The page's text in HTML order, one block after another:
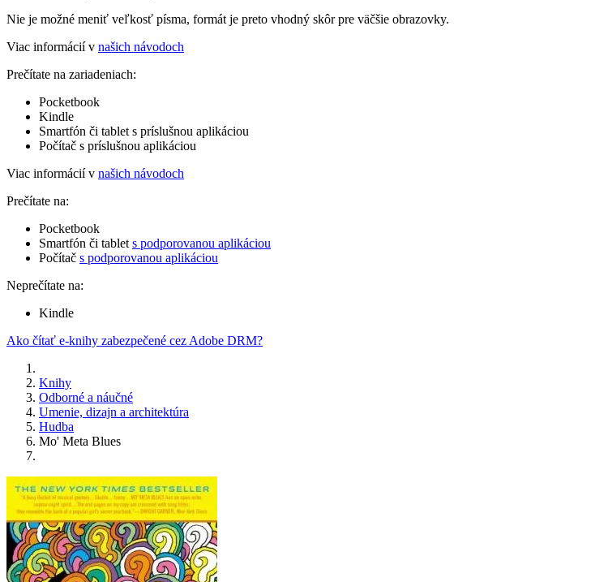
Nie je možné meniť veľkosť písma, formát je preto vhodný skôr pre väčšie obrazovky.
Viac informácií v našich návodoch
Prečítate na zariadeniach:
Pocketbook
Kindle
Smartfón či tablet s príslušnou aplikáciou
Počítač s príslušnou aplikáciou
Viac informácií v našich návodoch
Prečítate na:
Pocketbook
Smartfón či tablet s podporovanou aplikáciou
Počítač s podporovanou aplikáciou
Neprečítate na:
Kindle
Ako čítať e-knihy zabezpečené cez Adobe DRM?
Knihy
Odborné a náučné
Umenie, dizajn a architektúra
Hudba
Mo' Meta Blues